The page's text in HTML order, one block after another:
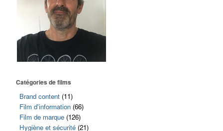
Catégories de films
Brand content (11)
Film d'information (66)
Film de marque (126)
Hygiène et sécurité (21)